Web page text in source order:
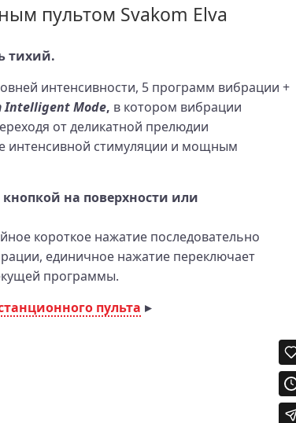
пультом Svakom Elva
тихий.
интенсивности, 5 программ вибрации +
Intelligent Mode, в котором вибрации
от деликатной прелюдии
интенсивной стимуляции и мощным
на поверхности или
короткое нажатие последовательно
единичное нажатие переключает
программы.
пульта